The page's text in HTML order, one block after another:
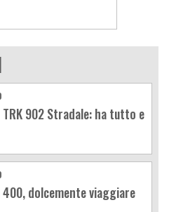
902 Stradale: ha tutto e
400, dolcemente viaggiare